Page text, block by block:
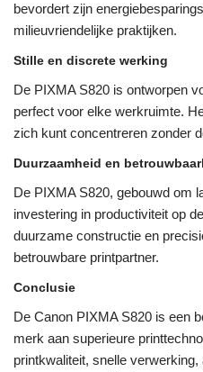
bevordert zijn
milieuvriendelijke praktijken.
Stille en discrete werking
De PIXMA S820 is ontworpen
perfect voor elke werkruimte.
zich kunt concentreren zonder
Duurzaamheid en
De PIXMA S820, gebouwd om
investering in productiviteit op
duurzame constructie en
betrouwbare printpartner.
Conclusie
De Canon PIXMA S820 is een
merk aan superieure
printkwaliteit, snelle